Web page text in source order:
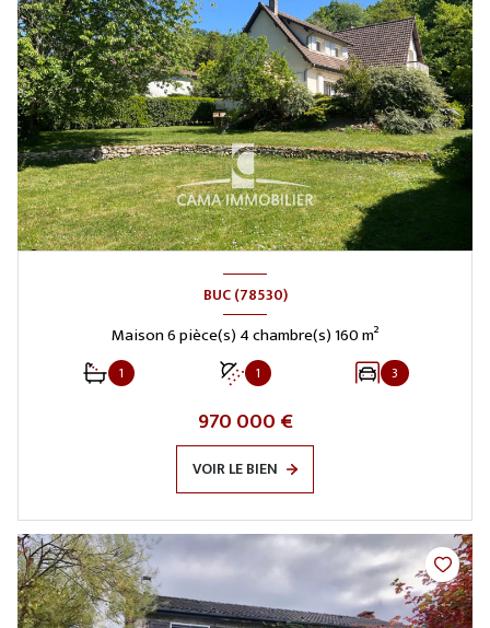
BUC (78530)
Maison 6 pièce(s) 4 chambre(s) 160 m²
1 1 3
970 000 €
VOIR LE BIEN